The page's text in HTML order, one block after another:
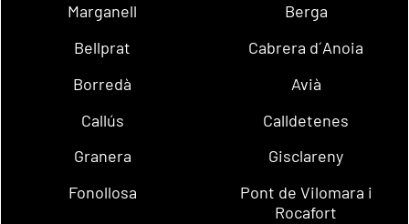
Marganell
Berga
Bellprat
Cabrera d´Anoia
Borredà
Avià
Callús
Calldetenes
Granera
Gisclareny
Fonollosa
Pont de Vilomara i
Rocafort